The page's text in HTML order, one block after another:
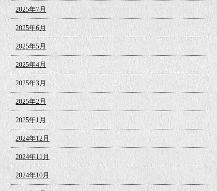
2025年7月
2025年6月
2025年5月
2025年4月
2025年3月
2025年2月
2025年1月
2024年12月
2024年11月
2024年10月